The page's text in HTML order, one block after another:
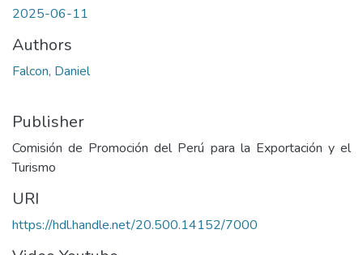
2025-06-11
Authors
Falcon, Daniel
Publisher
Comisión de Promoción del Perú para la Exportación y el
Turismo
URI
https://hdl.handle.net/20.500.14152/7000